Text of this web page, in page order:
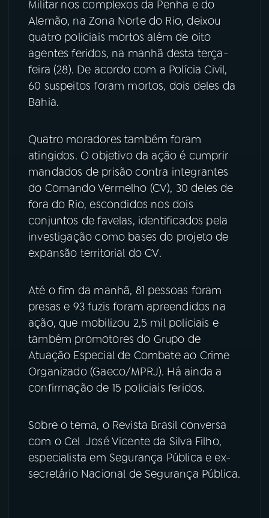
08FESTIVAL DE MÚSICA
ACOMPANHE A RÁDIO NACIONAL
YouTube
X
TikTok
Militar nos complexos da Penha e do
Alemão, na Zona Norte do Rio, deixou
quatro policiais mortos além de oito
agentes feridos, na manhã desta terça-
feira (28). De acordo com a Polícia Civil,
60 suspeitos foram mortos, dois deles da
Bahia.
Quatro moradores também foram
atingidos. O objetivo da ação é cumprir
mandados de prisão contra integrantes
do Comando Vermelho (CV), 30 deles de
fora do Rio, escondidos nos dois
conjuntos de favelas, identificados pela
investigação como bases do projeto de
expansão territorial do CV.
Até o fim da manhã, 81 pessoas foram
presas e 93 fuzis foram apreendidos na
ação, que mobilizou 2,5 mil policiais e
também promotores do Grupo de
Atuação Especial de Combate ao Crime
Organizado (Gaeco/MPRJ). Há ainda a
confirmação de 15 policiais feridos.
Sobre o tema, o Revista Brasil conversa
com o Cel José Vicente da Silva Filho,
especialista em Segurança Pública e ex-
secretário Nacional de Segurança Pública.